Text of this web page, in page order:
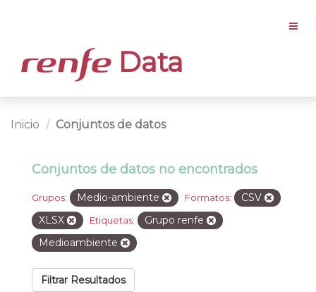
Data
Inicio Conjuntos de datos
Conjuntos de datos no encontrados
Grupos: Medio-ambiente Formatos:
CSV
XLSX
Etiquetas:
Grupo renfe
Medioambiente
Filtrar Resultados